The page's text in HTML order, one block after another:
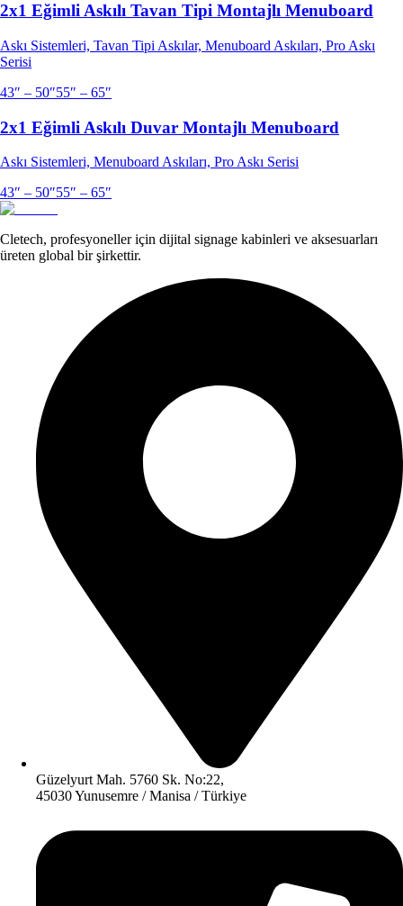
2x1 Eğimli Askılı Tavan Tipi Montajlı Menuboard
Askı Sistemleri, Tavan Tipi Askılar, Menuboard Askıları, Pro Askı
Serisi
43″ – 50″55″ – 65″
2x1 Eğimli Askılı Duvar Montajlı Menuboard
Askı Sistemleri, Menuboard Askıları, Pro Askı Serisi
43″ – 50″55″ – 65″
Cletech, profesyoneller için dijital signage kabinleri ve aksesuarları
üreten global bir şirkettir.
Güzelyurt Mah. 5760 Sk. No:22,
45030 Yunusemre / Manisa / Türkiye